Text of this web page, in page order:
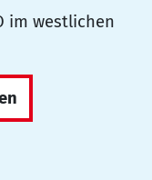
im westlichen